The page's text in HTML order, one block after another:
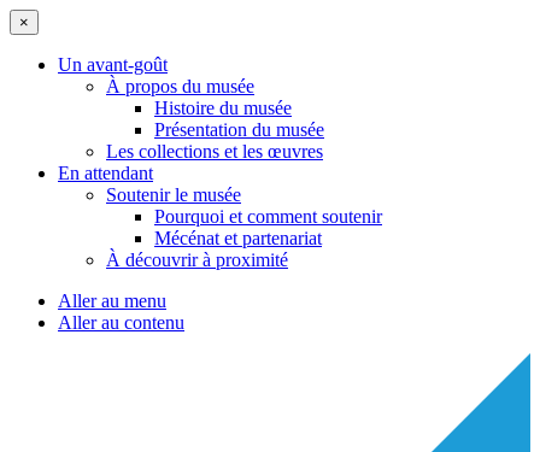
×
Un avant-goût
À propos du musée
Histoire du musée
Présentation du musée
Les collections et les œuvres
En attendant
Soutenir le musée
Pourquoi et comment soutenir
Mécénat et partenariat
À découvrir à proximité
Aller au menu
Aller au contenu